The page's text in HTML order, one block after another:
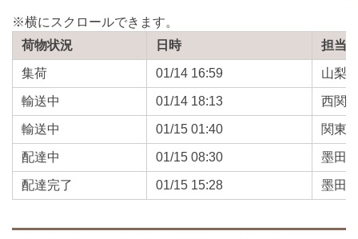
荷物状況 日時 担当
集荷 01/14 16:59 山梨
輸送中 01/14 18:13 西関
輸送中 01/15 01:40 関東
配達中 01/15 08:30 墨田
配達完了 01/15 15:28 墨田